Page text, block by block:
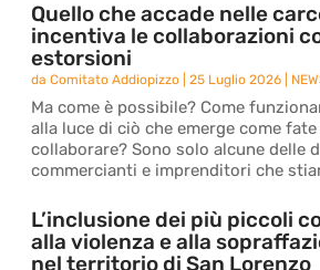
Quello che accade nelle
incentiva le collaborazioni
estorsioni
daComitato Addiopizzo |25 Luglio 2026
Ma come è possibile? Come
alla luce di ciò che emerge come
collaborare? Sono solo alcune delle
commercianti e imprenditori che
L’inclusione dei più piccoli
alla violenza e alla
nel territorio di San Lorenzo